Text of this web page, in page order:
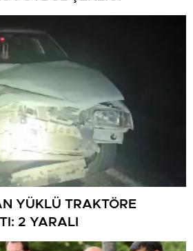
YÜKLÜ TRAKTÖRE
2 YARALI